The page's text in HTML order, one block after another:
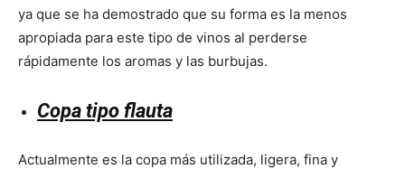
ya que se ha demostrado que su forma es la menos
apropiada para este tipo de vinos al perderse
rápidamente los aromas y las burbujas.
Copa tipo flauta
Actualmente es la copa más utilizada, ligera, fina y